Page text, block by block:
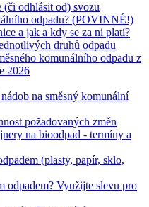
(či odhlásit od) svozu
odpadu? (POVINNÉ!)
a jak a kdy se za ni platí?
druhů odpadu
komunálního odpadu z
2026
na směsný komunální
požadovaných změn
na bioodpad - termíny a
(plasty, papír, sklo,
odpadem? Využijte slevu pro